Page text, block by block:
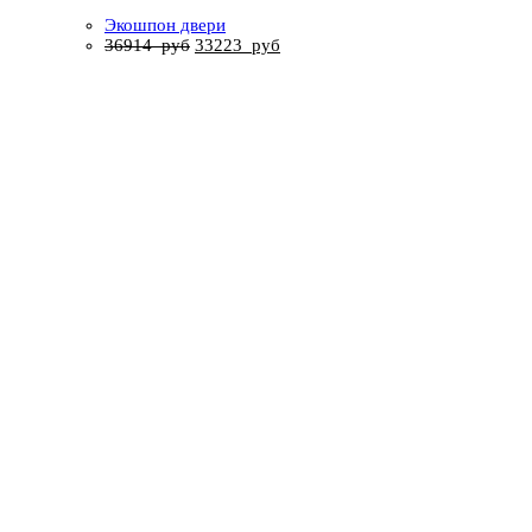
Экошпон двери
36914руб 33223 руб